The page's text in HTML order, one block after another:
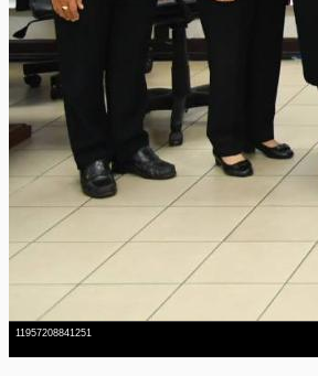
11957208841251